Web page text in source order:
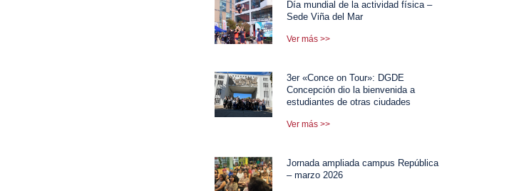
Día mundial de la actividad física –
Sede Viña del Mar
Ver más >>
3er «Conce on Tour»: DGDE
Concepción dio la bienvenida a
estudiantes de otras ciudades
Ver más >>
Jornada ampliada campus República
– marzo 2026